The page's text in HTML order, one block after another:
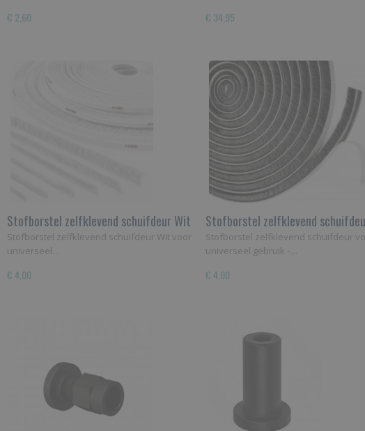
€ 2,60 € 34,95
Stofborstel zelfklevend schuifdeur Wit
Stofborstel zelfklevend schuifdeur Wit voor
universeel…
€ 4,00
Stofborstel zelfklevend
Stofborstel zelfklevend schuifdeur
universeel gebruik -…
€ 4,00